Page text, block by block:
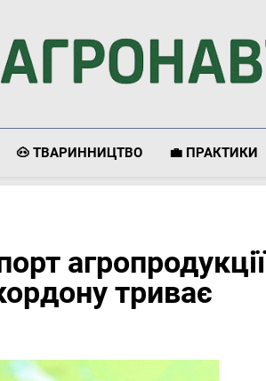
🐽 ТВАРИННИЦТВО 💼 ПРАКТИКИ
агропродукції
триває